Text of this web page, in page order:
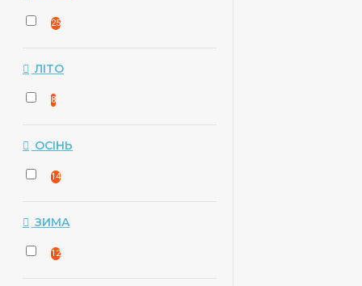
25
ЛІТО
8
ОСІНЬ
14
ЗИМA
12